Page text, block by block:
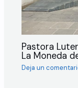
Pastora
La Moneda
Deja un